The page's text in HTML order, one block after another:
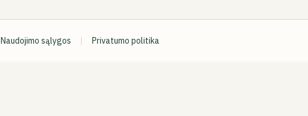
Naudojimo sąlygos | Privatumo politika